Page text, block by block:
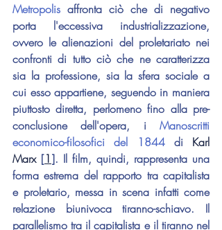
Metropolis affronta ciò che di negativo
porta l'eccessiva industrializzazione,
ovvero le alienazioni del proletariato nei
confronti di tutto ciò che ne caratterizza
sia la professione, sia la sfera sociale a
cui esso appartiene, seguendo in maniera
piuttosto diretta, perlomeno fino alla pre-
conclusione dell'opera, i Manoscritti
economico-filosofici del 1844 di Karl
Marx [1]. Il film, quindi, rappresenta una
forma estrema del rapporto tra capitalista
e proletario, messa in scena infatti come
relazione biunivoca tiranno-schiavo. Il
parallelismo tra il capitalista e il tiranno nel